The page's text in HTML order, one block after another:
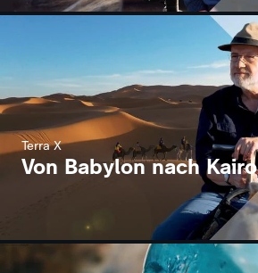
Terra X
Von Babylon nach Kairo